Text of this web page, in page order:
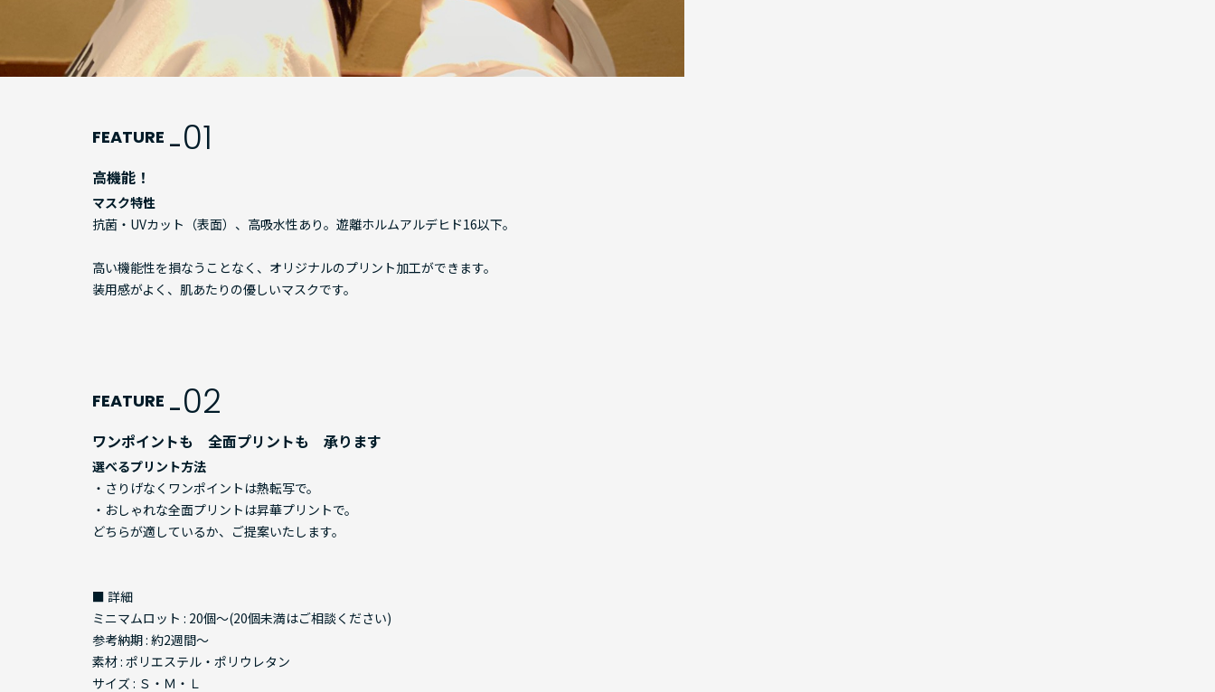
FEATURE _ 01
高機能！
マスク特性
抗菌・UVカット（表面）、高吸水性あり。遊離ホルムアルデヒド16以下。
高い機能性を損なうことなく、オリジナルのプリント加工ができます。
装用感がよく、肌あたりの優しいマスクです。
FEATURE _ 02
ワンポイントも 全面プリントも 承ります
選べるプリント方法
・さりげなくワンポイントは熱転写で。
・おしゃれな全面プリントは昇華プリントで。
どちらが適しているか、ご提案いたします。
■ 詳細
ミニマムロット : 20個～(20個未満はご相談ください)
参考納期 : 約2週間～
素材 : ポリエステル・ポリウレタン
サイズ : Ｓ・Ｍ・Ｌ